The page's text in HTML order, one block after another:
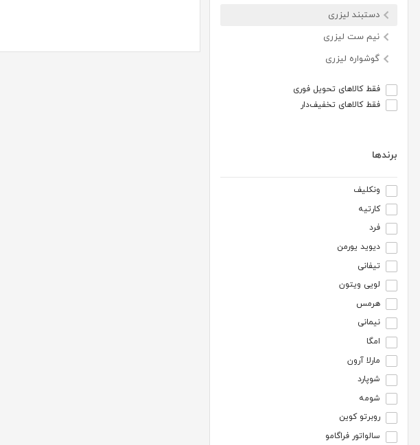
دستبند لیزری
نیم ست لیزری
گوشواره لیزری
فقط کالاهای تحویل فوری
فقط کالاهای تخفیف‌دار
برندها
ونکلیف
کارتیه
فرد
دیوید یورمن
تیفانی
لویی ویتون
هرمس
نیمانی
امگا
مارلا آرون
شوپارد
شومه
روبرتو کوین
سالواتور فراگامو